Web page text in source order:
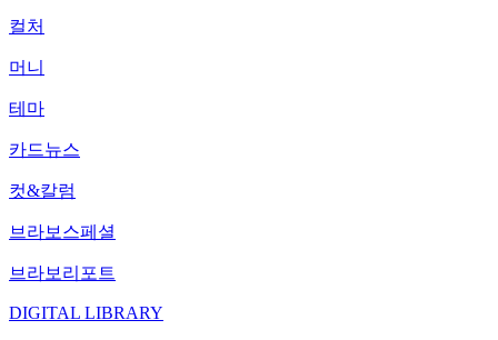
컬처
머니
테마
카드뉴스
컷&칼럼
브라보스페셜
브라보리포트
DIGITAL LIBRARY